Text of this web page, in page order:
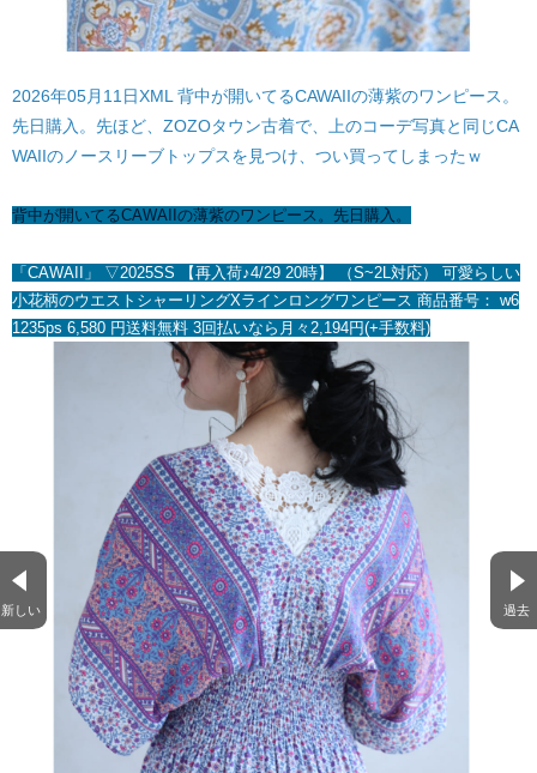
2026年05月11日XML 背中が開いてるCAWAIIの薄紫のワンピース。
先日購入。先ほど、ZOZOタウン古着で、上のコーデ写真と同じCA
WAIIのノースリーブトップスを見つけ、つい買ってしまったｗ
背中が開いてるCAWAIIの薄紫のワンピース。先日購入。
「CAWAII」 ▽2025SS 【再入荷♪4/29 20時】 （S~2L対応） 可愛らしい
小花柄のウエストシャーリングXラインロングワンピース 商品番号： w6
1235ps 6,580 円送料無料 3回払いなら月々2,194円(+手数料)
新しい 過去